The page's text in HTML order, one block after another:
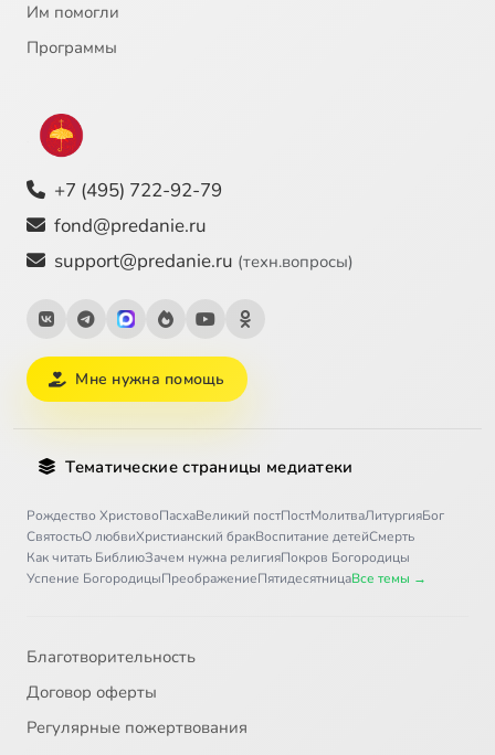
Им помогли
Программы
+7 (495) 722-92-79
fond@predanie.ru
support@predanie.ru (техн.вопросы)
Мне нужна помощь
Тематические страницы медиатеки
Рождество ХристовоПасхаВеликий постПостМолитваЛитургияБог
СвятостьО любвиХристианский бракВоспитание детейСмерть
Как читать БиблиюЗачем нужна религияПокров Богородицы
Успение БогородицыПреображениеПятидесятницаВсе темы →
Благотворительность
Договор оферты
Регулярные пожертвования